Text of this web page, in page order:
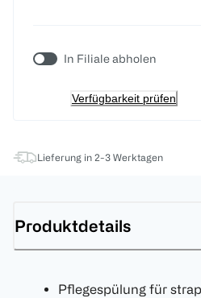
In Filiale abholen
Verfügbarkeit prüfen
Lieferung in 2-3 Werktagen
Produktdetails
Pflegespülung für